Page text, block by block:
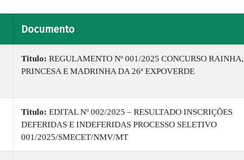
Documento
Titulo: REGULAMENTO Nº 001/2025 CONCURSO RAINHA,
PRINCESA E MADRINHA DA 26ª EXPOVERDE
Titulo: EDITAL Nº 002/2025 – RESULTADO INSCRIÇÕES
DEFERIDAS E INDEFERIDAS PROCESSO SELETIVO
001/2025/SMECET/NMV/MT